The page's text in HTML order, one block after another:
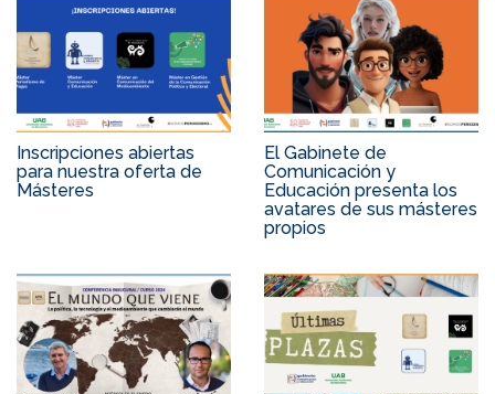
Inscripciones abiertas
para nuestra oferta de
Másteres
El Gabinete de
Comunicación y
Educación presenta los
avatares de sus másteres
propios